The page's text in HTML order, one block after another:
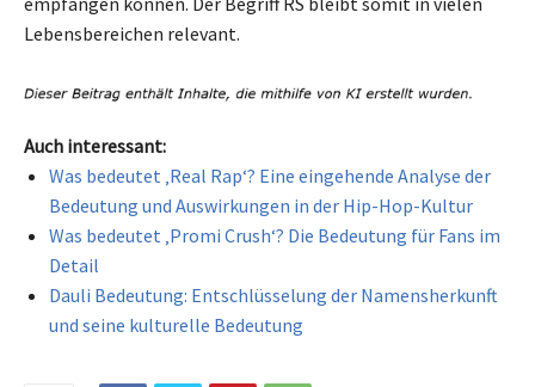
Lebensbereichen relevant.
Auch interessant:
Was bedeutet ‚Real Rap‘? Eine eingehende Analyse der
Bedeutung und Auswirkungen in der Hip-Hop-Kultur
Was bedeutet ‚Promi Crush‘? Die Bedeutung für Fans im
Detail
Dauli Bedeutung: Entschlüsselung der Namensherkunft
und seine kulturelle Bedeutung